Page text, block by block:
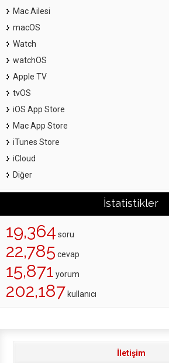
Mac Ailesi
macOS
Watch
watchOS
Apple TV
tvOS
iOS App Store
Mac App Store
iTunes Store
iCloud
Diğer
İstatistikler
19,364 soru
22,785 cevap
15,871 yorum
202,187 kullanıcı
İletişim